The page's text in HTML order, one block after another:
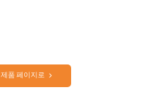
제품 페이지로